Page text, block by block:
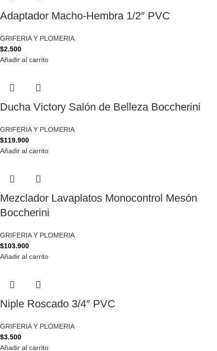
Adaptador Macho-Hembra 1/2″ PVC
GRIFERIA Y PLOMERIA
$2.500
Añadir al carrito
Ducha Victory Salón de Belleza Boccherini
GRIFERIA Y PLOMERIA
$119.900
Añadir al carrito
Mezclador Lavaplatos Monocontrol Mesón
Boccherini
GRIFERIA Y PLOMERIA
$103.900
Añadir al carrito
Niple Roscado 3/4″ PVC
GRIFERIA Y PLOMERIA
$3.500
Añadir al carrito